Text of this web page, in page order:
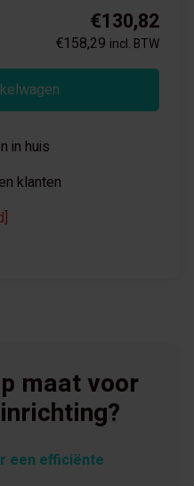
€130,82
€158,29 incl. BTW
in huis
klanten
maat voor
een efficiënte